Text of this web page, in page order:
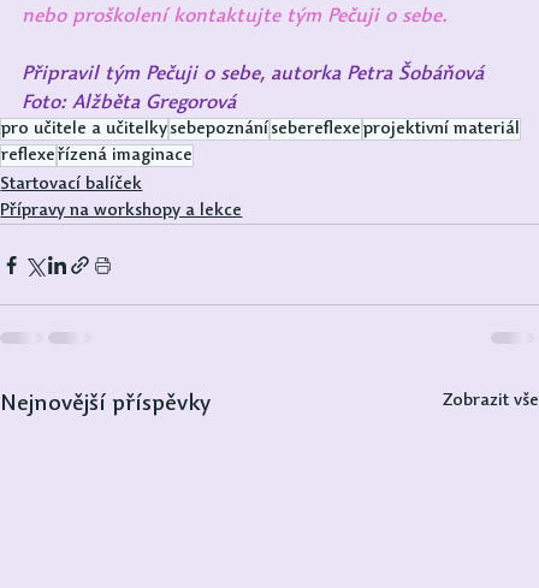
nebo proškolení kontaktujte tým Pečuji o sebe.
Připravil tým Pečuji o sebe, autorka Petra Šobáňová
Foto: Alžběta Gregorová
pro učitele a učitelkysebepoznání sebereflexe projektivní materiál
reflexe řízená imaginace
Startovací balíček
Přípravy na workshopy a lekce
Nejnovější příspěvky Zobrazit vše